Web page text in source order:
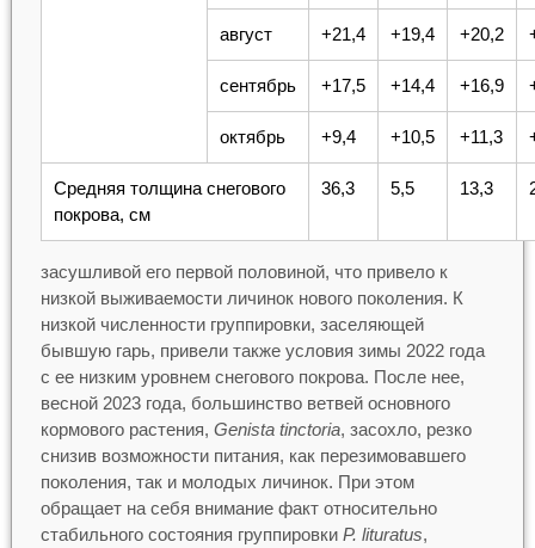
август +21,4 +19,4 +20,2
сентябрь +17,5 +14,4 +16,9
октябрь +9,4 +10,5 +11,3
Средняя толщина снегового
покрова, см
36,3 5,5 13,3
засушливой его первой половиной, что привело к
низкой выживаемости личинок нового поколения. К
низкой численности группировки, заселяющей
бывшую гарь, привели также условия зимы 2022 года
с ее низким уровнем снегового покрова. После нее,
весной 2023 года, большинство ветвей основного
кормового растения, Genista tinctoria, засохло, резко
снизив возможности питания, как перезимовавшего
поколения, так и молодых личинок. При этом
обращает на себя внимание факт относительно
стабильного состояния группировки P. lituratus,